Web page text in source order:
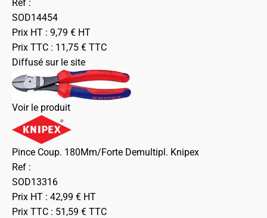
Ref :
SOD14454
Prix HT : 9,79 € HT
Prix TTC : 11,75 € TTC
Diffusé sur le site
Voir le produit
Pince Coup. 180Mm/Forte Demultipl. Knipex
Ref :
SOD13316
Prix HT : 42,99 € HT
Prix TTC : 51,59 € TTC